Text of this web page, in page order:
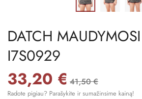
DATCH
I7S0929
33,20 € 41,50 €
Radote pigiau? Parašykite ir sumažinsime kainą!